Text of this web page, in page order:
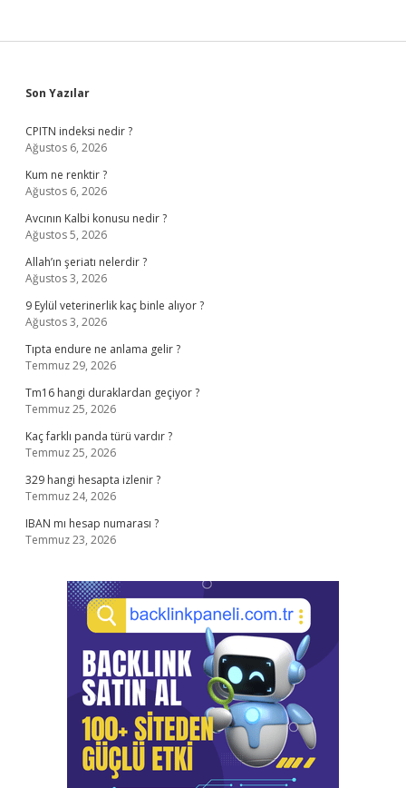
Sidebar
Son Yazılar
CPITN indeksi nedir ?
Ağustos 6, 2026
Kum ne renktir ?
Ağustos 6, 2026
Avcının Kalbi konusu nedir ?
Ağustos 5, 2026
Allah’ın şeriatı nelerdir ?
Ağustos 3, 2026
9 Eylül veterinerlik kaç binle alıyor ?
Ağustos 3, 2026
Tıpta endure ne anlama gelir ?
Temmuz 29, 2026
Tm16 hangi duraklardan geçiyor ?
Temmuz 25, 2026
Kaç farklı panda türü vardır ?
Temmuz 25, 2026
329 hangi hesapta izlenir ?
Temmuz 24, 2026
IBAN mı hesap numarası ?
Temmuz 23, 2026